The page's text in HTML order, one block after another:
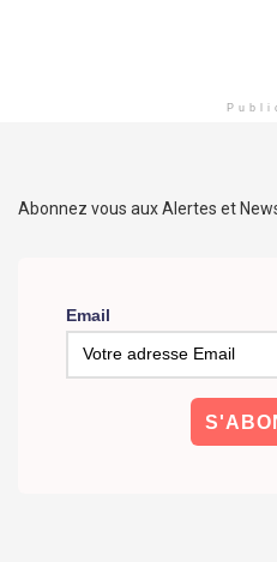
Abonnez vous aux Alertes et
Email